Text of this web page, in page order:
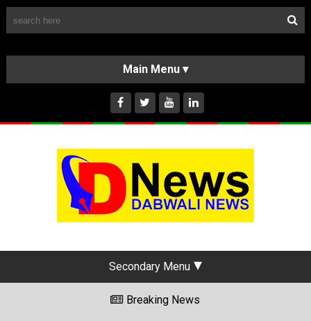
HOME
ABOUT US
INSTAGRAM
Secondary Menu
Breaking News